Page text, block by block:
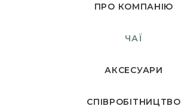
ПРО КОМПАНІЮ
ЧАЇ
АКСЕСУАРИ
СПІВРОБІТНИЦТВО